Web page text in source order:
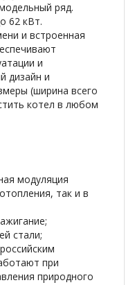
ряд.
62 кВт.
и встроенная
и
дизайн и
(ширина всего
котел в любом
модуляция
так и в
стали;
при
природного